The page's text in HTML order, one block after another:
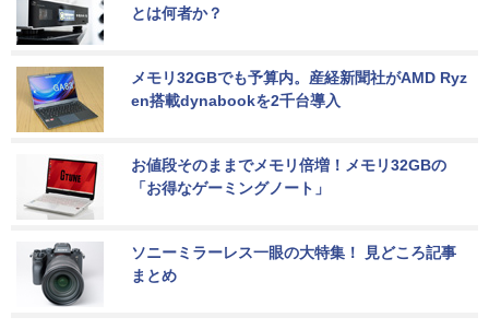
とは何者か？
メモリ32GBでも予算内。産経新聞社がAMD Ryz
en搭載dynabookを2千台導入
お値段そのままでメモリ倍増！メモリ32GBの
「お得なゲーミングノート」
ソニーミラーレス一眼の大特集！ 見どころ記事
まとめ